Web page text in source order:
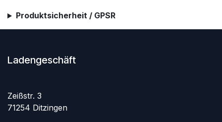
Produktsicherheit / GPSR
Ladengeschäft
Zeißstr. 3
71254 Ditzingen